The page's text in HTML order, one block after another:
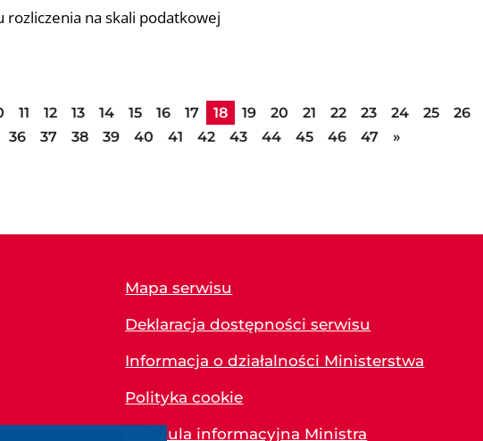
na skali podatkowej
11 12 13 14 15 16 17 18 19 20 21 22 23 24 25 26
36 37 38 39 40 41 42 43 44 45 46 47 »
Mapa serwisu
Deklaracja dostępności serwisu
Informacja o działalności Ministerstwa
Polityka cookie
Klauzula informacyjna Ministra